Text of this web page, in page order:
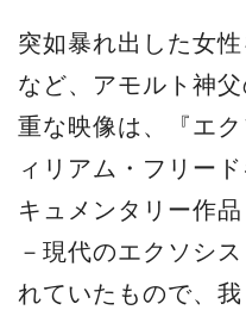
突如暴れ出した女
など、アモルト神
重な映像は、『エ
ィリアム・フリー
キュメンタリー作
－現代のエクソシ
れていたもので、